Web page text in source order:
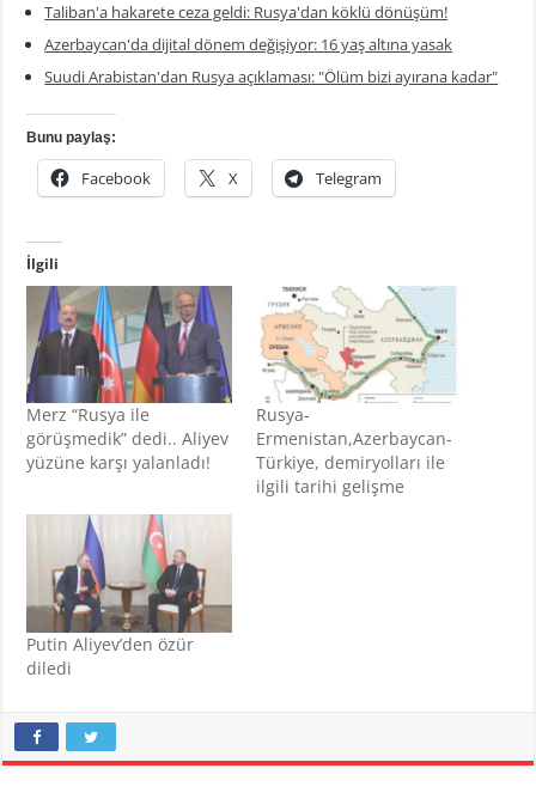
Taliban'a hakarete ceza geldi: Rusya'dan köklü dönüşüm!
Azerbaycan'da dijital dönem değişiyor: 16 yaş altına yasak
Suudi Arabistan'dan Rusya açıklaması: "Ölüm bizi ayırana kadar"
Bunu paylaş:
Facebook X Telegram
İlgili
Merz “Rusya ile
görüşmedik” dedi.. Aliyev
yüzüne karşı yalanladı!
Rusya-
Ermenistan,Azerbaycan-
Türkiye, demiryolları ile
ilgili tarihi gelişme
Putin Aliyev’den özür
diledi